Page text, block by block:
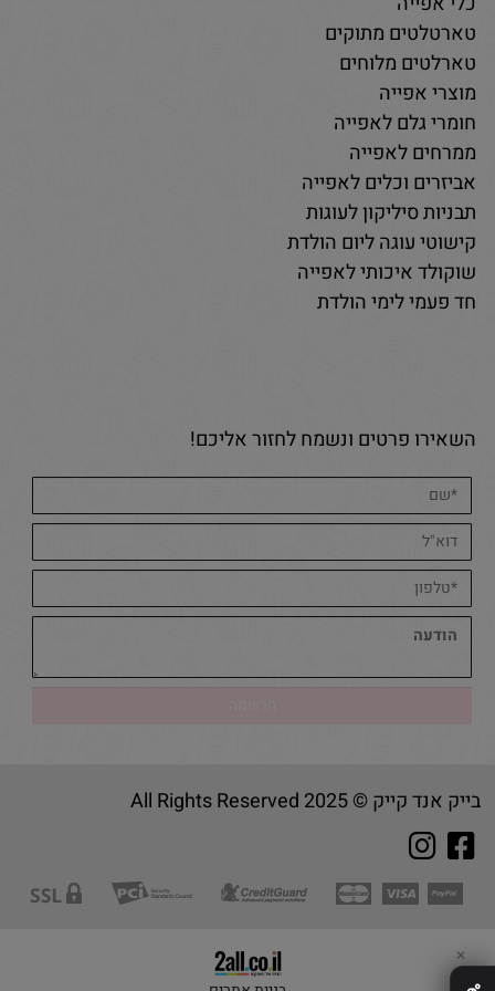
טארטלטים מתוקים
טארלטים מלוחים
מוצרי אפייה
חומרי גלם לאפייה
ממרחים לאפייה
אביזרים וכלים לאפייה
תבניות סיליקון לעוגות
קישוטי עוגה ליום הולדת
שוקולד איכותי לאפייה
חד פעמי לימי הולדת
השאירו פרטים ונשמח לחזור אליכם!
בייק אנד קייק © 2025 All Rights Reserved
✕